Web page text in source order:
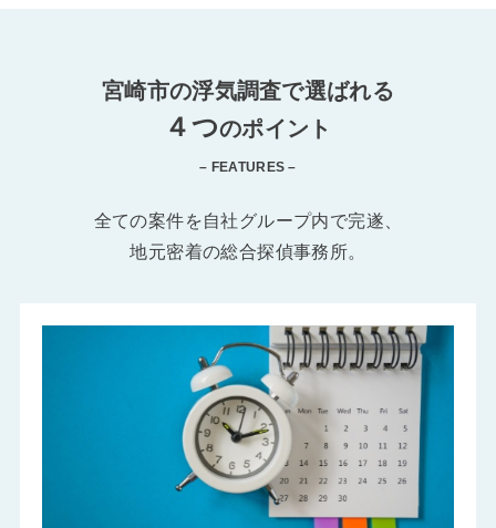
宮崎市の浮気調査で選ばれる
４つのポイント
– FEATURES –
全ての案件を自社グループ内で完遂、
地元密着の総合探偵事務所。